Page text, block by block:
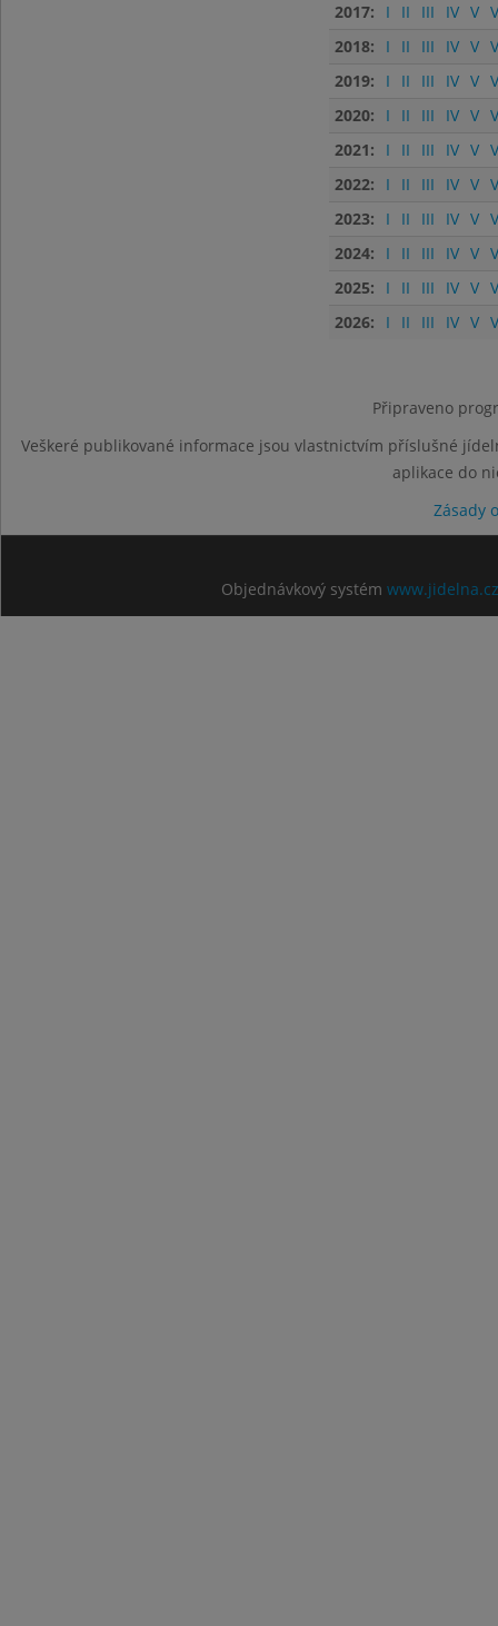
2017:
I II III IV V
2018:
I II III IV V
2019:
I II III IV V
2020:
I II III IV V
2021:
I II III IV V
2022:
I II III IV V
2023:
I II III IV V
2024:
I II III IV V
2025:
I II III IV V
2026:
I II III IV V
Připraveno
Veškeré publikované informace jsou vlastnictvím příslušné
aplikace do
Zásady
Objednávkový systém www.jidelna.cz